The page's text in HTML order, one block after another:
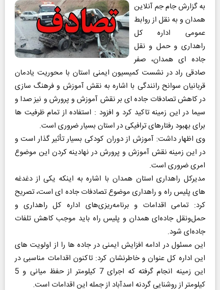
به گزارش جام جم آنلاین
همدان و به نقل از روابط
عمومی اداره کل
راهداری و حمل و نقل
جاده ای همدان، صفر
صادقی راد در نشست کمیسیون ایمنی استان با محوریت یادمان
قربانیان سوانح رانندگی با اشاره به نقش آموزش و فرهنگ سازی
در کاهش تصادفات جاده ای بر نقش آموزش و پرورش و نیز صدا و
سیما در این زمینه تاکید کرد و افزود : استفاده از تمام ظرفیت ها
برای بهبود رفتارهای ترافیکی در استان بسیار ضروری است.
وی اظهار داشت: آموزش از دوران کودکی بسیار تأثیر گذار است و
در این زمینه نقش آموزش و پرورش در نهادینه کردن این موضوع
امری ضروری است.
مدیرکل راهداری استان همدان با اشاره به اینکه یکی از دغدغه
های پلیس راه و راهداری موضوع تصادفات جاده ای است، تصریح
کرد: تمامی اقدامات و برنامه‌ریزی‌های اداره کل راهداری و
حمل‌ونقل جاده‌ای همدان و پلیس راه باید موجب کاهش تلفات
جاده‌ای شود.
این مسئول در ادامه افزایش ایمنی در جاده ها را از اولویت های
این اداره کل عنوان و خاطرنشان کرد: تاکنون اقدامات مناسبی در
این زمینه انجام گرفته که اجرای 7 کیلومتر از حفظ میانی و 5
کیلومتر از روشنایی گردنه اسدآباد از جمله این اقدامات است.